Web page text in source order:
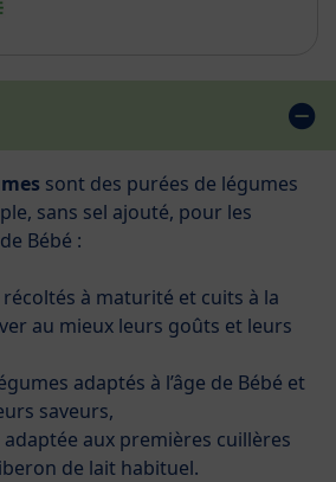
sont des purées de légumes
sans sel ajouté, pour les
Bébé :
à maturité et cuits à la
au mieux leurs goûts et leurs
adaptés à l’âge de Bébé et
saveurs,
aux premières cuillères
de lait habituel.